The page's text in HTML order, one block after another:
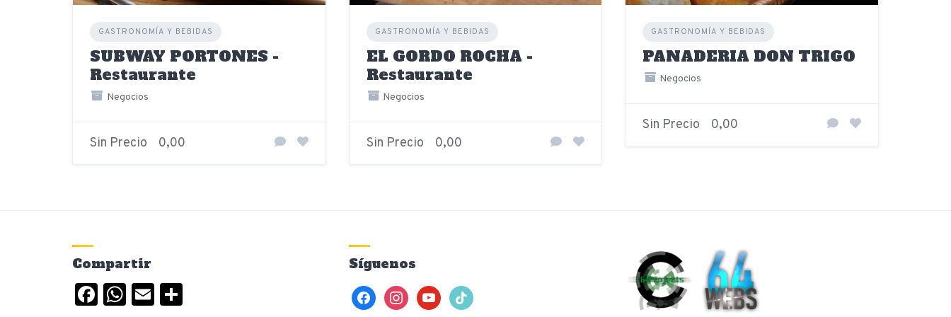
GASTRONOMÍA Y BEBIDAS
SUBWAY PORTONES -
Restaurante
Negocios
Sin Precio 0,00
GASTRONOMÍA Y BEBIDAS
EL GORDO ROCHA -
Restaurante
Negocios
Sin Precio 0,00
GASTRONOMÍA Y BEBIDAS
PANADERIA DON TRIGO
Negocios
Sin Precio 0,00
Compartir
Facebook
WhatsApp
Email
Síguenos
facebookinstagramyoutubetiktok